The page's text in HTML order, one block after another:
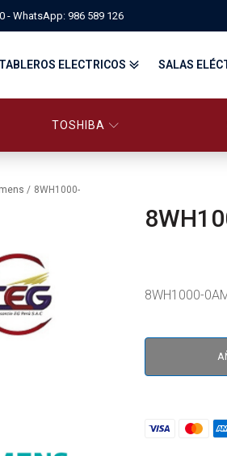
- WhatsApp: 986 589 126
TERMOMAGNÉTICOS
Y CONTROL
UPS
TABLEROS ELECTRICOS
PANELBOARD, TABLEROS ELÉCTRICOS
SALAS
TOSHIBA
/ 8WH1000-
8WH1000-